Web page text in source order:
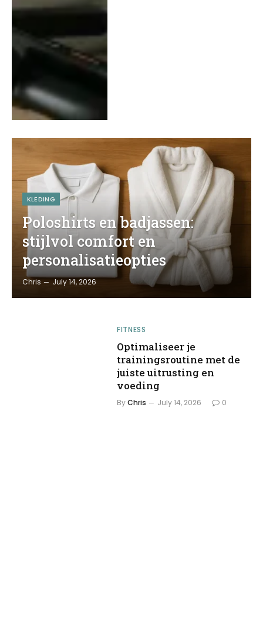
KLEDING
Poloshirts en badjassen:
stijlvol comfort en
personalisatieopties
Chris July 14, 2026
FITNESS
Optimaliseer je
trainingsroutine met de
juiste uitrusting en
voeding
ByChris July 14, 2026 0